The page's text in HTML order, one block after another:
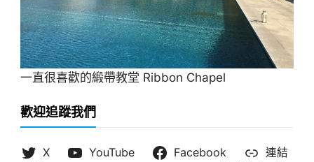
一直很喜歡的緞帶教堂 Ribbon Chapel
歡迎追蹤我們
X YouTube Facebook
連結